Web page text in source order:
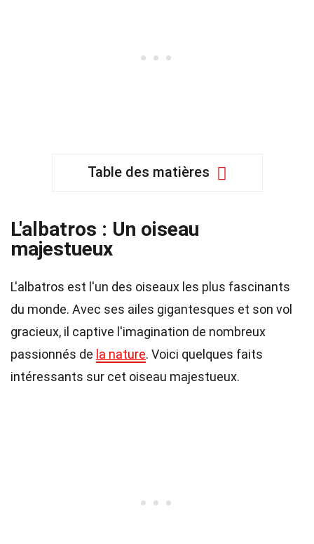
Table des matières
L'albatros : Un oiseau
majestueux
L'albatros est l'un des oiseaux les plus fascinants
du monde. Avec ses ailes gigantesques et son vol
gracieux, il captive l'imagination de nombreux
passionnés de la nature. Voici quelques faits
intéressants sur cet oiseau majestueux.